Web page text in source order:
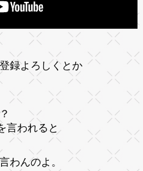
録よろしくとか
言われると
わんのよ。